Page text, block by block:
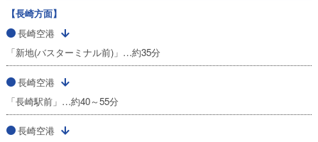
【長崎方面】
長崎空港
「新地(バスターミナル前)」…約35分
長崎空港
「長崎駅前」…約40～55分
長崎空港